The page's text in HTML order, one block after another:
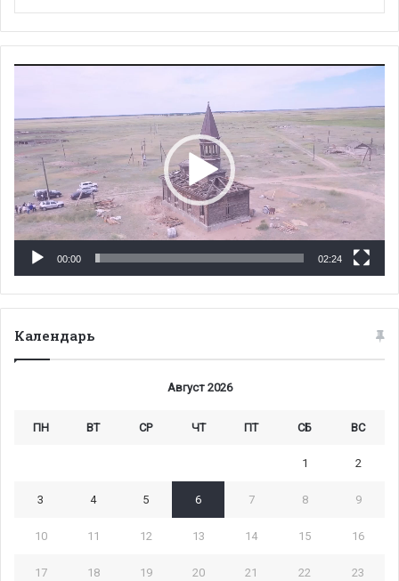
00:00 02:24
Календарь
Август 2026
ПН ВТ СР ЧТ ПТ СБ ВС
1 2
3 4 5 6 7 8 9
10 11 12 13 14 15 16
17 18 19 20 21 22 23